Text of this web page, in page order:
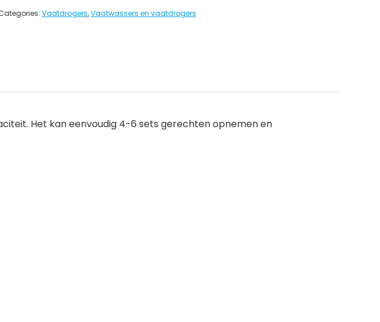
Vaatdrogers,Vaatwassers en vaatdrogers
Het kan eenvoudig 4-6 sets gerechten opnemen en